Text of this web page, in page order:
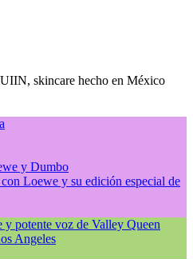
skincare hecho en México
y Dumbo
Loewe y su edición especial de
potente voz de Valley Queen
Angeles